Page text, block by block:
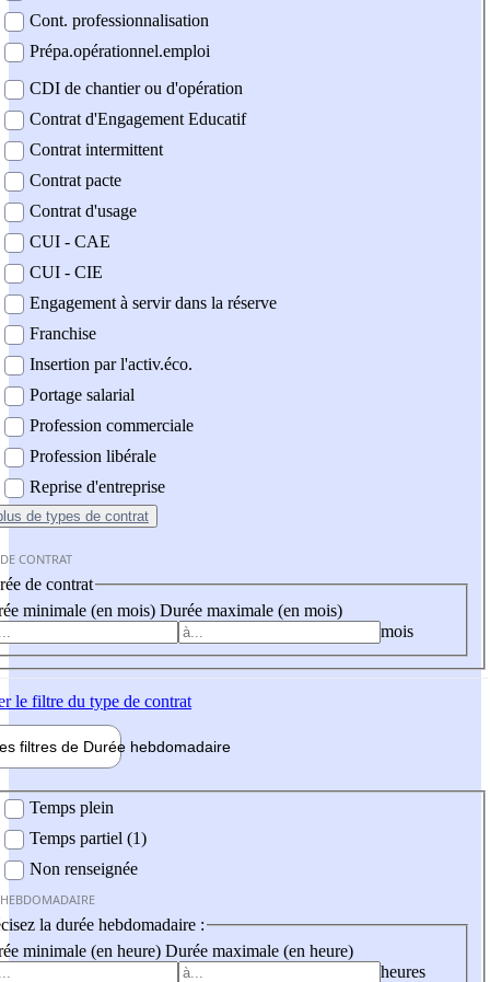
Cont. professionnalisation
Prépa.opérationnel.emploi
CDI de chantier ou d'opération
Contrat d'Engagement Educatif
Contrat intermittent
Contrat pacte
Contrat d'usage
CUI - CAE
CUI - CIE
Engagement à servir dans la réserve
Franchise
Insertion par l'activ.éco.
Portage salarial
Profession commerciale
Profession libérale
Reprise d'entreprise
de types de contrat
CONTRAT
de contrat
minimale (en mois) Durée maximale (en mois)
mois
le filtre du type de contrat
filtres de Durée hebdomadaire
Temps plein
Temps partiel (1)
Non renseignée
la durée hebdomadaire :
minimale (en heure) Durée maximale (en heure)
heures